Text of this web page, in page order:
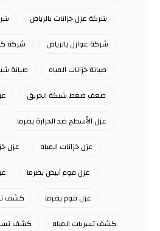
شركة عزل خزانات بالرياض
شركة عوازل بالرياض
شركة
صيانة خزانات المياه
صيانة
ضعف ضغط شبكة الحريق
عزل الأسطح ضد الحرارة بضرما
عزل خزانات المياه
عزل
عزل فوم أبيض بضرما
عزل فوم بضرما
كشف
كشف تسربات المياه
كشف